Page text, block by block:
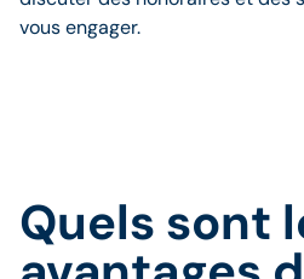
vous engager.
Quels sont